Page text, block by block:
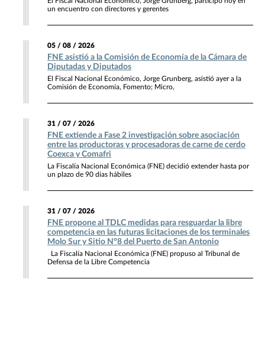
un encuentro con directores y gerentes
05 / 08 / 2026
FNE asistió a la Comisión de Economía de la Cámara de
Diputadas y Diputados
El Fiscal Nacional Económico, Jorge Grunberg, asistió ayer a la
Comisión de Economía, Fomento; Micro,
31 / 07 / 2026
FNE extiende a Fase 2 investigación sobre asociación
entre las productoras y procesadoras de carne de cerdo
Coexca y Comafri
La Fiscalía Nacional Económica (FNE) decidió extender hasta por
un plazo de 90 días hábiles
31 / 07 / 2026
FNE propone al TDLC medidas para resguardar la libre
competencia en las futuras licitaciones de los terminales
Molo Sur y Sitio N°8 del Puerto de San Antonio
La Fiscalía Nacional Económica (FNE) propuso al Tribunal de
Defensa de la Libre Competencia